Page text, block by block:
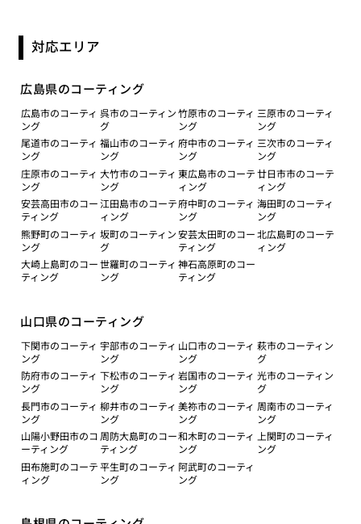
対応エリア
広島県のコーティング
広島市のコーティ
ング
呉市のコーティン
グ
竹原市のコーティ
ング
三原市のコーティ
ング
尾道市のコーティ
ング
福山市のコーティ
ング
府中市のコーティ
ング
三次市のコーティ
ング
庄原市のコーティ
ング
大竹市のコーティ
ング
東広島市のコーテ
ィング
廿日市市のコーテ
ィング
安芸高田市のコー
ティング
江田島市のコーテ
ィング
府中町のコーティ
ング
海田町のコーティ
ング
熊野町のコーティ
ング
坂町のコーティン
グ
安芸太田町のコー
ティング
北広島町のコーテ
ィング
大崎上島町のコー
ティング
世羅町のコーティ
ング
神石高原町のコー
ティング
山口県のコーティング
下関市のコーティ
ング
宇部市のコーティ
ング
山口市のコーティ
ング
萩市のコーティン
グ
防府市のコーティ
ング
下松市のコーティ
ング
岩国市のコーティ
ング
光市のコーティン
グ
長門市のコーティ
ング
柳井市のコーティ
ング
美祢市のコーティ
ング
周南市のコーティ
ング
山陽小野田市のコ
ーティング
周防大島町のコー
ティング
和木町のコーティ
ング
上関町のコーティ
ング
田布施町のコーテ
ィング
平生町のコーティ
ング
阿武町のコーティ
ング